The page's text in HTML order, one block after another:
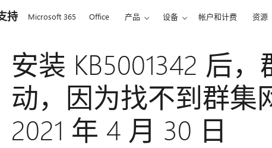
持 Microsoft 365 Office 产品 设备 帐户和计费 资源
安装 KB5001342 后
动，因为找不到群集
2021 年 4 月 30 日